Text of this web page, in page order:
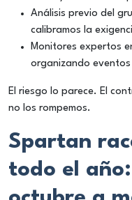
Análisis previo del
calibramos la
Monitores expertos
organizando
El riesgo lo parece. El
no los rompemos.
Spartan
todo el